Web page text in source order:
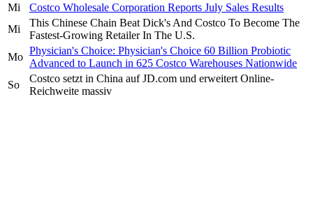
Mi
Costco Wholesale Corporation Reports July Sales Results
Mi
This Chinese Chain Beat Dick's And Costco To Become The
Fastest-Growing Retailer In The U.S.
Mo
Physician's Choice: Physician's Choice 60 Billion Probiotic
Advanced to Launch in 625 Costco Warehouses Nationwide
So
Costco setzt in China auf JD.com und erweitert Online-
Reichweite massiv